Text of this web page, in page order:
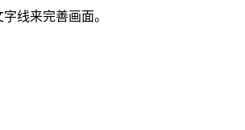
线来完善画面。